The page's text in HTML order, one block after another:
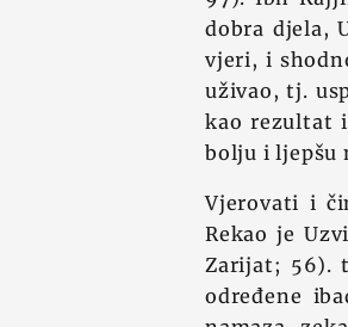
dobra djela,
vjeri, i
uživao, tj.
kao rezultat
bolju i ljepšu
Vjerovati i
Rekao je
Zarijat; 56).
određene